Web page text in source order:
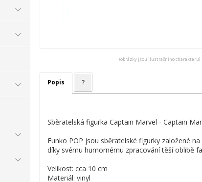
(obrázky jsou ilustračního charakteru)
Popis ?
Sběratelská figurka Captain Marvel - Captain
Funko POP jsou sběratelské figurky založené
díky svému humornému zpracování těší oblibě
Velikost: cca 10 cm
Materiál: vinyl